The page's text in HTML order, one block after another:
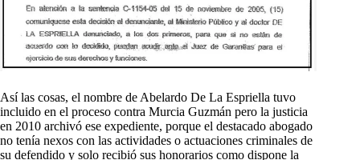
Así las cosas, el nombre de Abelardo De La Espriella tuvo
incluido en el proceso contra Murcia Guzmán pero la justicia
en 2010 archivó ese expediente, porque el destacado abogado
no tenía nexos con las actividades o actuaciones criminales de
su defendido y solo recibió sus honorarios como dispone la